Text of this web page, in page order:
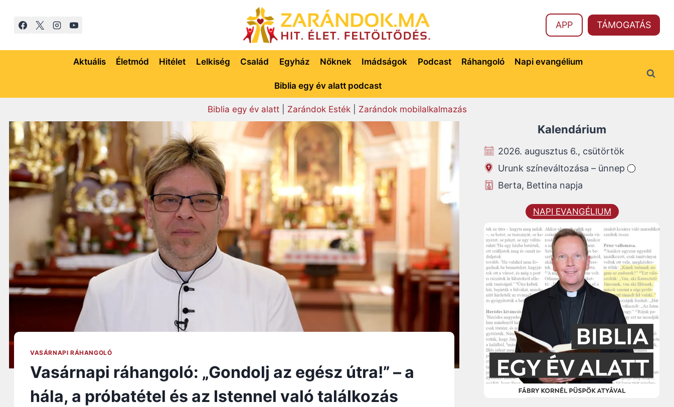
APP TÁMOGATÁS
Aktuális Életmód Hitélet Lelkiség Család Egyház Nőknek Imádságok Podcast Ráhangoló Napi evangélium
Biblia egy év alatt podcast
Biblia egy év alatt| Zarándok Esték| Zarándok mobilalkalmazás
VASÁRNAPI RÁHANGOLÓ
Vasárnapi ráhangoló: „Gondolj az egész útra!” – a
hála, a próbatétel és az Istennel való találkozás
Kalendárium
2026. augusztus 6., csütörtök
Urunk színeváltozása – ünnep
Berta, Bettina napja
NAPI EVANGÉLIUM